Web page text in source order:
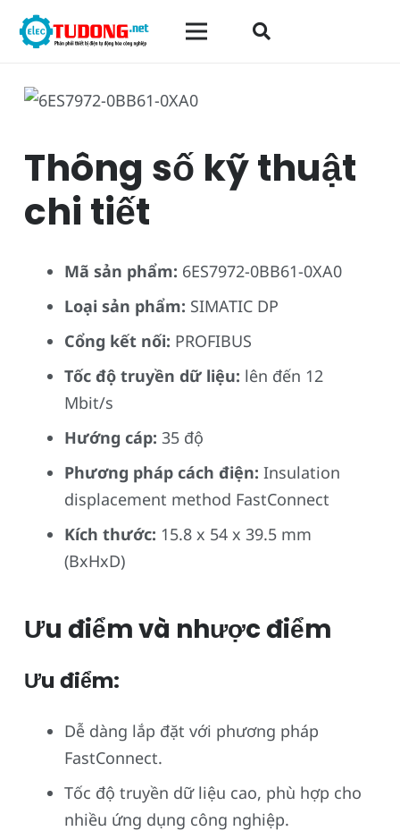
Thông số kỹ thuật
chi tiết
Mã sản phẩm: 6ES7972-0BB61-0XA0
Loại sản phẩm: SIMATIC DP
Cổng kết nối: PROFIBUS
Tốc độ truyền dữ liệu: lên đến 12
Mbit/s
Hướng cáp: 35 độ
Phương pháp cách điện: Insulation
displacement method FastConnect
Kích thước: 15.8 x 54 x 39.5 mm
(BxHxD)
Ưu điểm và nhược điểm
Ưu điểm:
Dễ dàng lắp đặt với phương pháp
FastConnect.
Tốc độ truyền dữ liệu cao, phù hợp cho
nhiều ứng dụng công nghiệp.